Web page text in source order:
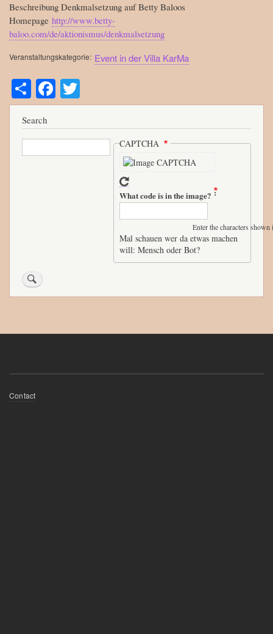
Beschreibung Denkmalsetzung auf Betty Baloos
Homepage http://www.betty-
baloo.com/de/aktionismus/denkmalsetzung
Veranstaltungskategorie Event in der Villa KarMa
S
ha
re
Fa
ce
bo
ok
wi
tte
r
Search
Search CAPTCHA
What code is in the image?
Enter the characters shown
Mal schauen wer da etwas machen
will: Mensch oder Bot?
Fußzeilenmenü
Contact